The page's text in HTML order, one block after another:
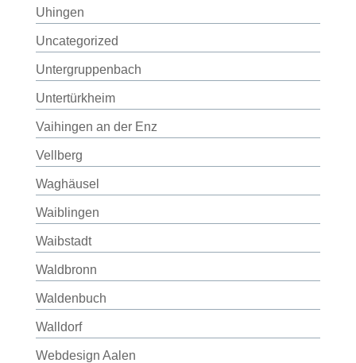
Uhingen
Uncategorized
Untergruppenbach
Untertürkheim
Vaihingen an der Enz
Vellberg
Waghäusel
Waiblingen
Waibstadt
Waldbronn
Waldenbuch
Walldorf
Webdesign Aalen